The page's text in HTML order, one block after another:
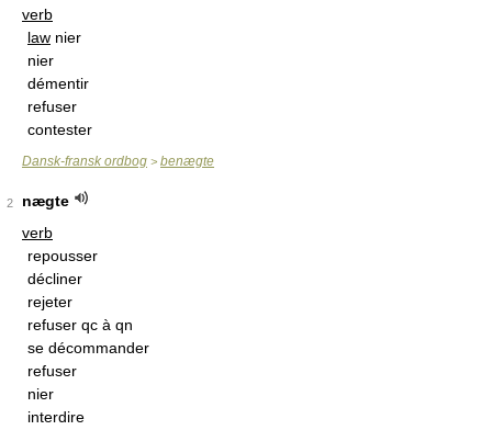
verb
law nier
nier
démentir
refuser
contester
Dansk-fransk ordbog > benægte
2
nægte
verb
repousser
décliner
rejeter
refuser qc à qn
se décommander
refuser
nier
interdire